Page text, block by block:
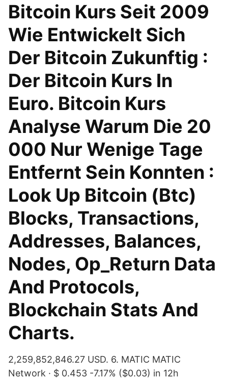
Bitcoin Kurs Seit 2009
Wie Entwickelt Sich
Der Bitcoin Zukunftig :
Der Bitcoin Kurs In
Euro. Bitcoin Kurs
Analyse Warum Die 20
000 Nur Wenige Tage
Entfernt Sein Konnten :
Look Up Bitcoin (Btc)
Blocks, Transactions,
Addresses, Balances,
Nodes, Op_Return Data
And Protocols,
Blockchain Stats And
Charts.
2,259,852,846.27 USD. 6. MATIC MATIC
Network · $ 0.453 -7.17% ($0.03) in 12h